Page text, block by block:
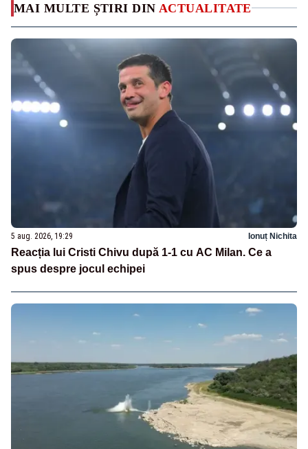
MAI MULTE ȘTIRI DIN ACTUALITATE
5 aug. 2026, 19:29 Ionuț Nichita
Reacția lui Cristi Chivu după 1-1 cu AC Milan. Ce a
spus despre jocul echipei